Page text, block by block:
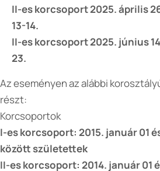
II-es korcsoport 2025. április
13-14.
II-es korcsoport 2025. június
23.
Az eseményen az alábbi
részt:
Korcsoportok
I-es korcsoport: 2015. január 01
között születettek
II-es korcsoport: 2014. január 01